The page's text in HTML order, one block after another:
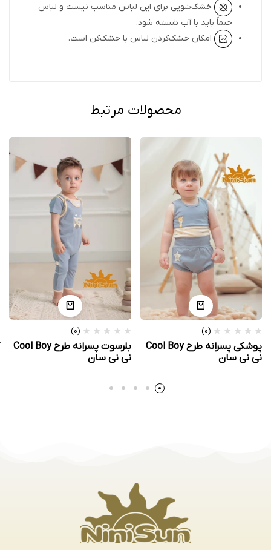
خشک‌شویی برای این لباس مناسب نیست و لباس
حتماً باید با آب شسته شود.
امکان خشک‌کردن لباس با خشک‌کن است.
محصولات مرتبط
(0)
پوشکی پسرانه طرح Cool Boy
نی نی سان
(0)
بلرسوت پسرانه طرح Cool Boy
نی نی سان